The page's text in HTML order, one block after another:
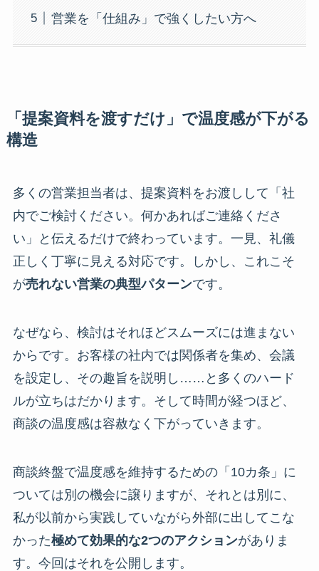
営業を「仕組み」で強くしたい方へ
「提案資料を渡すだけ」で温度感が下がる
構造
多くの営業担当者は、提案資料をお渡しして「社
内でご検討ください。何かあればご連絡くださ
い」と伝えるだけで終わっています。一見、礼儀
正しく丁寧に見える対応です。しかし、これこそ
が売れない営業の典型パターンです。
なぜなら、検討はそれほどスムーズには進まない
からです。お客様の社内では関係者を集め、会議
を設定し、その趣旨を説明し……と多くのハード
ルが立ちはだかります。そして時間が経つほど、
商談の温度感は容赦なく下がっていきます。
商談終盤で温度感を維持するための「10カ条」に
ついては別の機会に譲りますが、それとは別に、
私が以前から実践していながら外部に出してこな
かった極めて効果的な2つのアクションがありま
す。今回はそれを公開します。